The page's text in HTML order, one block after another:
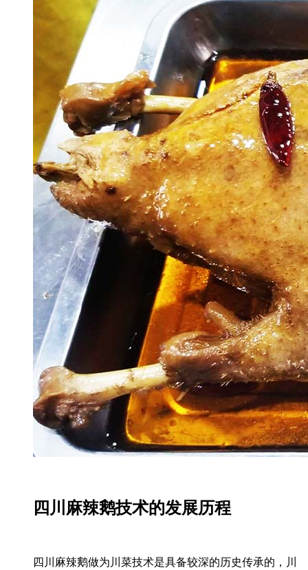
四川麻辣鹅技术的发展历程
四川麻辣鹅做为川菜技术是具备较深的历史传承的，川